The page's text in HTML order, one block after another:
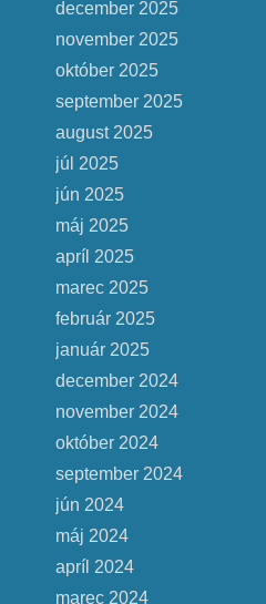
december 2025
november 2025
október 2025
september 2025
august 2025
júl 2025
jún 2025
máj 2025
apríl 2025
marec 2025
február 2025
január 2025
december 2024
november 2024
október 2024
september 2024
jún 2024
máj 2024
apríl 2024
marec 2024